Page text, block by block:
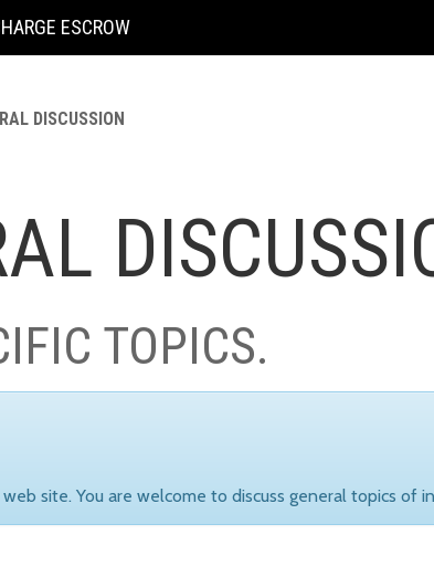
ESCROW
DISCUSSION
TOPICS.
site. You are welcome to discuss general topics of